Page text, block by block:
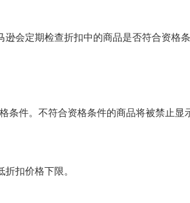
会定期检查折扣中的商品是否符合资格
件。不符合资格条件的商品将被禁止显
扣价格下限。